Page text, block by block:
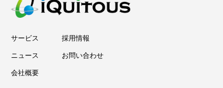
サービス 採用情報
ニュース お問い合わせ
会社概要